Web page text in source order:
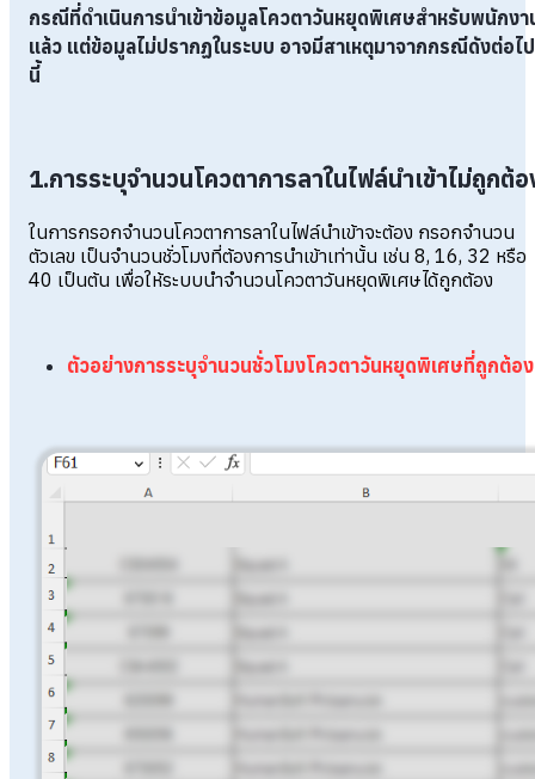
กรณีที่ดำเนินการนำเข้าข้อมูลโควตาวันหยุดพิเศษสำหรับพนักงา
แล้ว แต่ข้อมูลไม่ปรากฏในระบบ อาจมีสาเหตุมาจากกรณีดังต่อไป
นี้
1.การระบุจำนวนโควตาการลาในไฟล์นำเข้าไม่ถูกต้อ
ในการกรอกจำนวนโควตาการลาในไฟล์นำเข้าจะต้อง กรอกจำนวน
ตัวเลข เป็นจำนวนชั่วโมงที่ต้องการนำเข้าเท่านั้น เช่น 8, 16, 32 หรือ
40 เป็นต้น เพื่อให้ระบบนำจำนวนโควตาวันหยุดพิเศษได้ถูกต้อง
ตัวอย่างการระบุจำนวนชั่วโมงโควตาวันหยุดพิเศษที่ถูกต้อง